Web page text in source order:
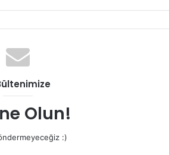
Olun!
:)